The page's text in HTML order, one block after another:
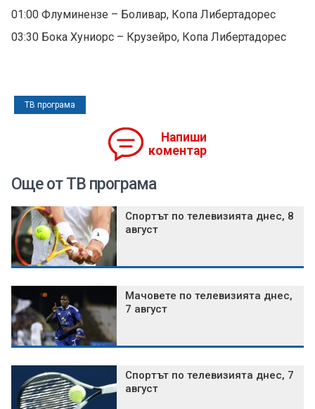
01:00 Флуминензе – Боливар, Копа Либертадорес
03:30 Бока Хуниорс – Крузейро, Копа Либертадорес
ТВ програма
Напиши
коментар
Още от ТВ програма
Спортът по телевизията днес, 8
август
Мачовете по телевизията днес,
7 август
Спортът по телевизията днес, 7
август